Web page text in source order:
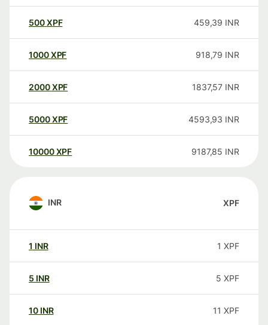
500XPF 459,39 INR
1000XPF 918,79 INR
2000XPF 1837,57 INR
5000XPF 4593,93 INR
10000 XPF 9187,85 INR
INR XPF
1 INR 1 XPF
5 INR 5 XPF
10 INR 11 XPF